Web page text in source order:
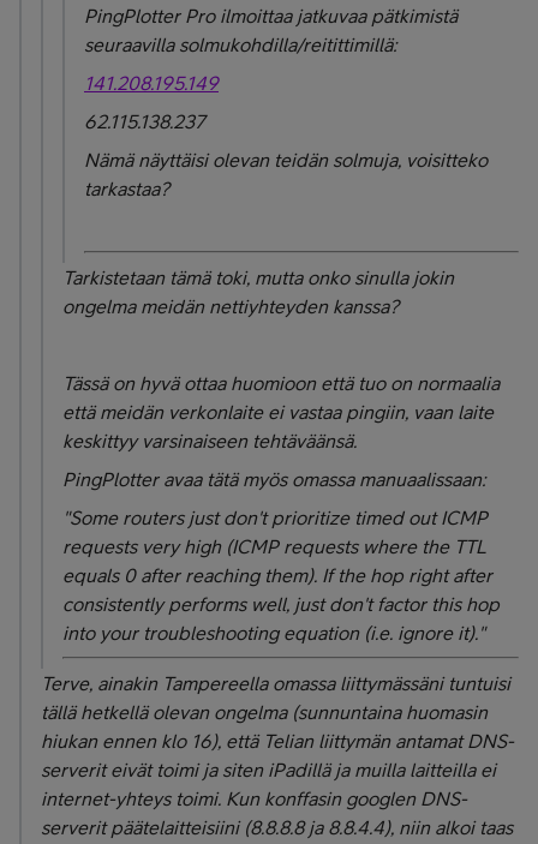
PingPlotter Pro ilmoittaa jatkuvaa pätkimistä
seuraavilla solmukohdilla/reitittimillä:
141.208.195.149
62.115.138.237
Nämä näyttäisi olevan teidän solmuja, voisitteko
tarkastaa?
Tarkistetaan tämä toki, mutta onko sinulla jokin
ongelma meidän nettiyhteyden kanssa?
Tässä on hyvä ottaa huomioon että tuo on normaalia
että meidän verkonlaite ei vastaa pingiin, vaan laite
keskittyy varsinaiseen tehtäväänsä.
PingPlotter avaa tätä myös omassa manuaalissaan:
"Some routers just don't prioritize timed out ICMP
requests very high (ICMP requests where the TTL
equals 0 after reaching them). If the hop right after
consistently performs well, just don't factor this hop
into your troubleshooting equation (i.e. ignore it)."
Terve, ainakin Tampereella omassa liittymässäni tuntuisi
tällä hetkellä olevan ongelma (sunnuntaina huomasin
hiukan ennen klo 16), että Telian liittymän antamat DNS-
serverit eivät toimi ja siten iPadillä ja muilla laitteilla ei
internet-yhteys toimi. Kun konffasin googlen DNS-
serverit päätelaitteisiini (8.8.8.8 ja 8.8.4.4), niin alkoi taas